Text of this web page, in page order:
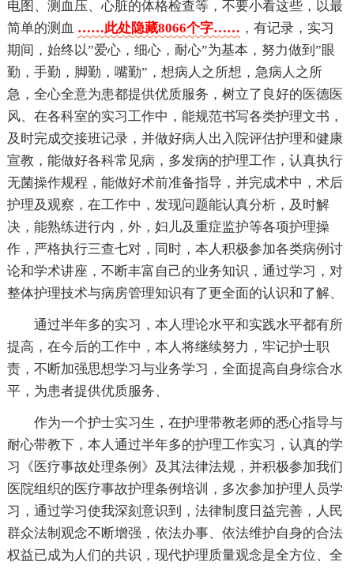
电图、测血压、心脏的体格检查等，不要小看这些，以最
简单的测血 ……此处隐藏8066个字…… ，有记录，实习
期间，始终以”爱心，细心，耐心”为基本，努力做到”眼
勤，手勤，脚勤，嘴勤”，想病人之所想，急病人之所
急，全心全意为患都提供优质服务，树立了良好的医德医
风、在各科室的实习工作中，能规范书写各类护理文书，
及时完成交接班记录，并做好病人出入院评估护理和健康
宣教，能做好各科常见病，多发病的护理工作，认真执行
无菌操作规程，能做好术前准备指导，并完成术中，术后
护理及观察，在工作中，发现问题能认真分析，及时解
决，能熟练进行内，外，妇儿及重症监护等各项护理操
作，严格执行三查七对，同时，本人积极参加各类病例讨
论和学术讲座，不断丰富自己的业务知识，通过学习，对
整体护理技术与病房管理知识有了更全面的认识和了解、
通过半年多的实习，本人理论水平和实践水平都有所
提高，在今后的工作中，本人将继续努力，牢记护士职
责，不断加强思想学习与业务学习，全面提高自身综合水
平，为患者提供优质服务、
作为一个护士实习生，在护理带教老师的悉心指导与
耐心带教下，本人通过半年多的护理工作实习，认真的学
习《医疗事故处理条例》及其法律法规，并积极参加我们
医院组织的医疗事故护理条例培训，多次参加护理人员学
习，通过学习使我深刻意识到，法律制度日益完善，人民
群众法制观念不断增强，依法办事、依法维护自身的合法
权益已成为人们的共识，现代护理质量观念是全方位、全